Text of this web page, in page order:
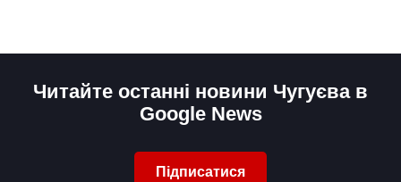
Читайте останні новини Чугуєва в
Google News
Підписатися